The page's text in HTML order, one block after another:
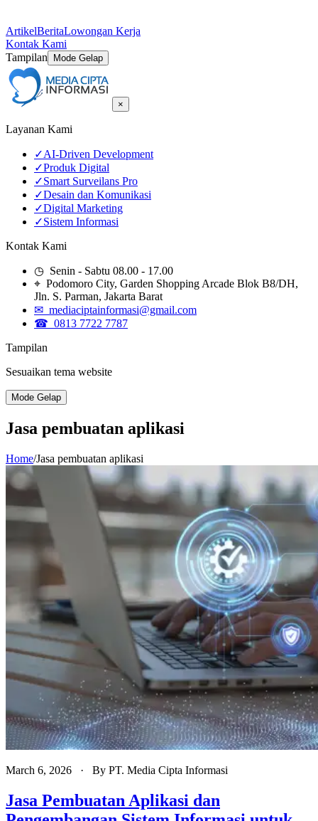
ArtikelBeritaLowongan Kerja
Kontak Kami
Tampilan
Mode Gelap
×
Layanan Kami
✓AI-Driven Development
✓Produk Digital
✓Smart Surveilans Pro
✓Desain dan Komunikasi
✓Digital Marketing
✓Sistem Informasi
Kontak Kami
◷ Senin - Sabtu 08.00 - 17.00
⌖ Podomoro City, Garden Shopping Arcade Blok B8/DH,
Jln. S. Parman, Jakarta Barat
✉ mediaciptainformasi@gmail.com
☎ 0813 7722 7787
Tampilan
Sesuaikan tema website
Mode Gelap
Jasa pembuatan aplikasi
Home/Jasa pembuatan aplikasi
March 6, 2026 · By PT. Media Cipta Informasi
Jasa Pembuatan Aplikasi dan